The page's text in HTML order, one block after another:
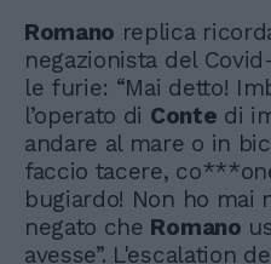
Romano replica
negazionista del
le furie: “Mai detto!
l’operato di Conte di
andare al mare o in
faccio tacere,
bugiardo! Non ho mai
negato che Romano
avesse”. L'escalation